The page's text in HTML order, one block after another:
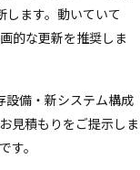
ます。動いていて
的な更新を推奨しま
設備・新システム構成
見積もりをご提示しま
す。